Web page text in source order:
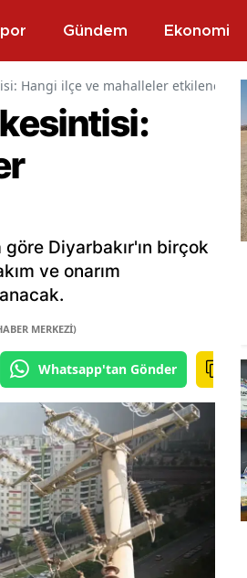
Gündem Ekonomi
Hangi ilçe ve mahalleler etkilenecek?
Diyarbakır'ın birçok
ve onarım
MERKEZİ)
Whatsapp'tan Gönder